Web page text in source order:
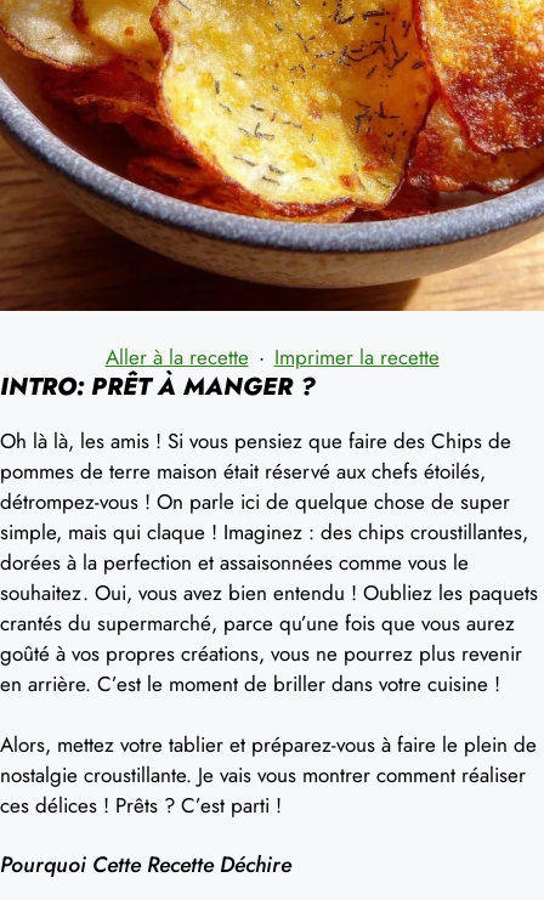
Aller à la recette · Imprimer la recette
INTRO: PRÊT À MANGER ?
Oh là là, les amis ! Si vous pensiez que faire des Chips de
pommes de terre maison était réservé aux chefs étoilés,
détrompez-vous ! On parle ici de quelque chose de super
simple, mais qui claque ! Imaginez : des chips croustillantes,
dorées à la perfection et assaisonnées comme vous le
souhaitez. Oui, vous avez bien entendu ! Oubliez les paquets
crantés du supermarché, parce qu’une fois que vous aurez
goûté à vos propres créations, vous ne pourrez plus revenir
en arrière. C’est le moment de briller dans votre cuisine !
Alors, mettez votre tablier et préparez-vous à faire le plein de
nostalgie croustillante. Je vais vous montrer comment réaliser
ces délices ! Prêts ? C’est parti !
Pourquoi Cette Recette Déchire